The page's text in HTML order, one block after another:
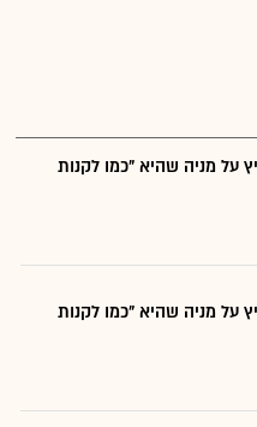
על מניה שהיא "כמו לקנות
על מניה שהיא "כמו לקנות